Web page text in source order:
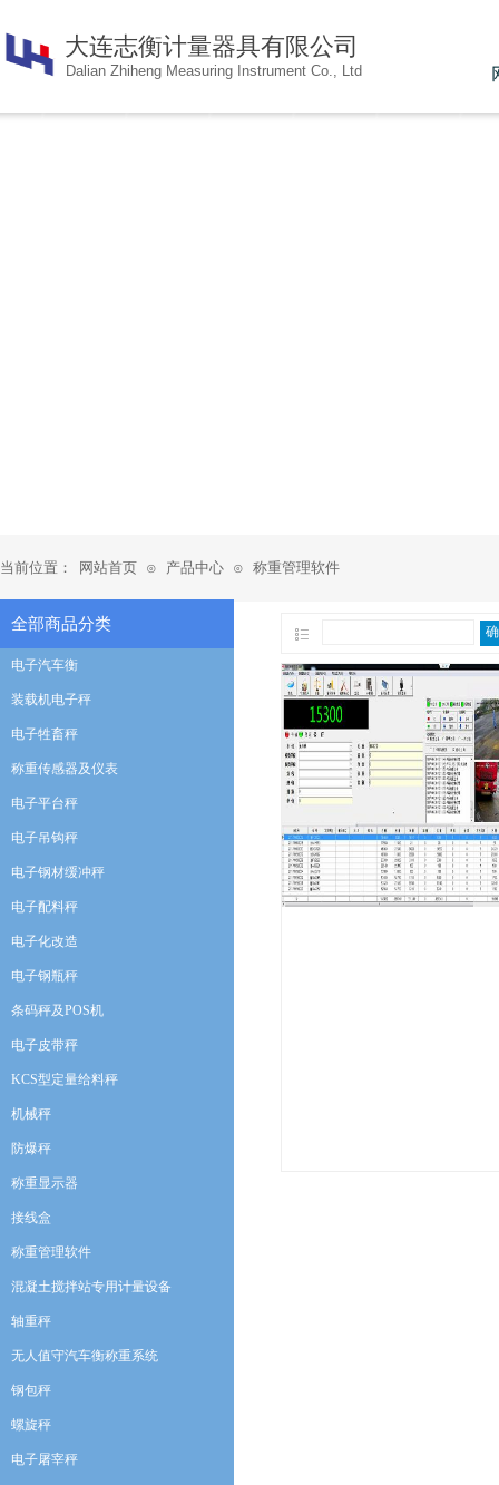
大连志衡计量器具有限公司
Dalian Zhiheng Measuring Instrument Co., Ltd
网站首页 ⊙ 产品中心 ⊙ 称重管理软件
当前位置：
全部商品分类
电子汽车衡
装载机电子秤
电子牲畜秤
称重传感器及仪表
电子平台秤
电子吊钩秤
电子钢材缓冲秤
电子配料秤
电子化改造
电子钢瓶秤
条码秤及POS机
电子皮带秤
KCS型定量给料秤
机械秤
防爆秤
称重显示器
接线盒
称重管理软件
混凝土搅拌站专用计量设备
轴重秤
无人值守汽车衡称重系统
钢包秤
螺旋秤
电子屠宰秤